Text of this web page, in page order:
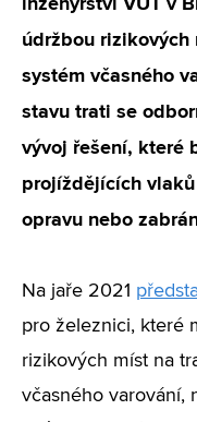
údržbou
systém včasného
stavu trati se
vývoj řešení, které
projíždějících
opravu nebo
Na jaře 2021
pro železnici, které
rizikových míst na
včasného varování,